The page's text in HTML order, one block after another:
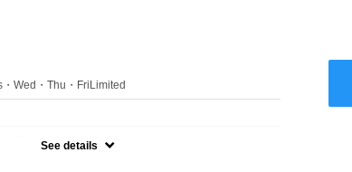
Wed・Thu・FriLimited
ンです★See details